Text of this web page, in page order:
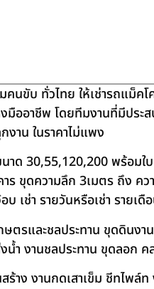
นขับ ทั่วไทย ให้เช่ารถแม็ค
มืออาชีพ โดยทีมงานที่มีปร
าน ในราคาไม่แพง
าด 30,55,120,200 พร้อม
าร ขุดความลึก 3เมตร ถึง
เช่า รายวันหรือเช่า รายเดื
ตรและชลประทาน ขุดดินง
ำ งานชลประทาน ขุดลอก
าง งานกดเสาเข็ม ชีทไพล์